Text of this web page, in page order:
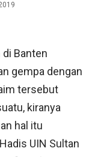
di Banten
gempa dengan
tersebut
kiranya
hal itu
UIN Sultan